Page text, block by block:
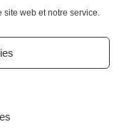
site web et notre service.
€
Nous|